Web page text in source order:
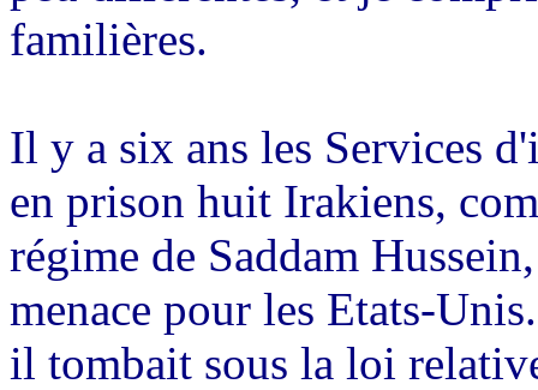
familières.
Il y a six ans les Services
en prison huit Irakiens,
régime de Saddam
menace pour les Etats-
il tombait sous la loi